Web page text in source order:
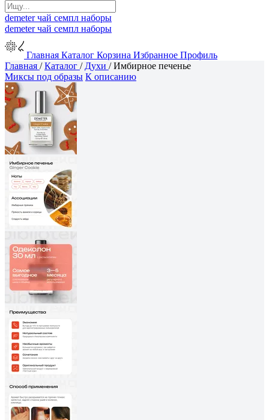
demeterчай семпл наборы
demeterчай семпл наборы
Главная Каталог Корзина Избранное Профиль
Главная /Каталог / Духи /Имбирное печенье
Миксы под образы К описанию